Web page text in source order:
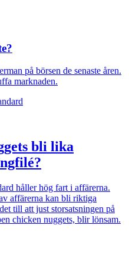
på börsen de senaste åren.
marknaden.
bli lika
håller hög fart i affärerna.
affärerna kan bli riktiga
till att just storsatsningen på
chicken nuggets, blir lönsam.